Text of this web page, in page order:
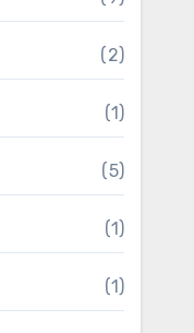
(2)
(1)
(5)
(1)
(1)